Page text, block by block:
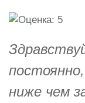
ниже чем